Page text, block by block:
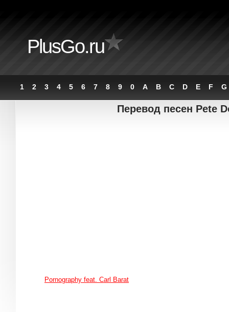
PlusGo.ru
1 2 3 4 5 6 7 8 9 0 A B C D E F G
Перевод песен Pete
Pornography feat. Carl Barat